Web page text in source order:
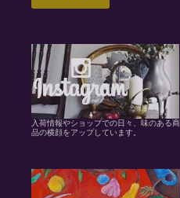
入荷情報やショップでの日々、味のある商
品の横顔をアップしています。